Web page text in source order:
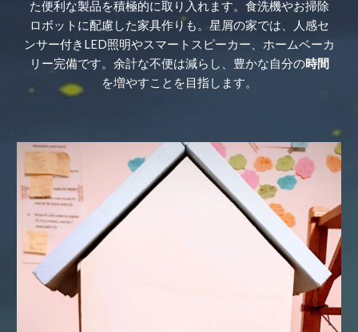
た便利な製品を積極的に取り入れます。食洗機やお掃除
ロボットに配慮した家具作りも。星屑の家では、人感セ
ンサー付きLED照明やスマートスピーカー、ホームベーカ
リー完備です。余計な不便は減らし、豊かな自分の時間
を増やすことを目指します。